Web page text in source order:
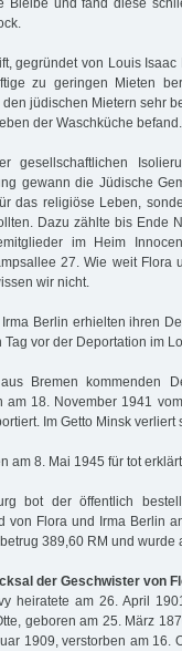
gegründet von Louis
zu geringen Mieten
jüdischen Mietern sehr
der Waschküche befand.
gesellschaftlichen
gewann die Jüdische
das religiöse Leben,
Dazu zählte bis Ende
im Heim
27. Wie weit Flora
wir nicht.
Berlin erhielten ihren
Tag vor der Deportation im
Bremen kommenden
am 18. November 1941
Im Getto Minsk verliert
am 8. Mai 1945 für tot erklärt.
bot der öffentlich
von Flora und Irma Berlin
389,60 RM und
der Geschwister von
heiratete am 26. April
geboren am 25. März
1909, verstorben am 16.